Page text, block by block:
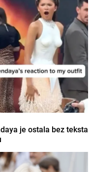
je ostala bez teksta